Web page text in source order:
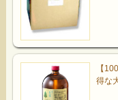
【
得な